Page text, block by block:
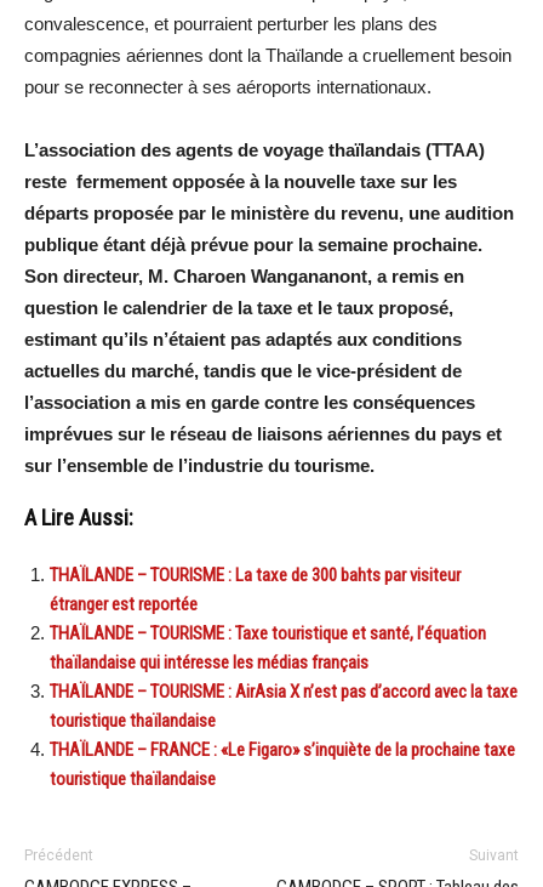
convalescence, et pourraient perturber les plans des
compagnies aériennes dont la Thaïlande a cruellement besoin
pour se reconnecter à ses aéroports internationaux.
L’association des agents de voyage thaïlandais (TTAA)
reste fermement opposée à la nouvelle taxe sur les
départs proposée par le ministère du revenu, une audition
publique étant déjà prévue pour la semaine prochaine.
Son directeur, M. Charoen Wangananont, a remis en
question le calendrier de la taxe et le taux proposé,
estimant qu’ils n’étaient pas adaptés aux conditions
actuelles du marché, tandis que le vice-président de
l’association a mis en garde contre les conséquences
imprévues sur le réseau de liaisons aériennes du pays et
sur l’ensemble de l’industrie du tourisme.
A Lire Aussi:
THAÏLANDE – TOURISME : La taxe de 300 bahts par visiteur
étranger est reportée
THAÏLANDE – TOURISME : Taxe touristique et santé, l’équation
thaïlandaise qui intéresse les médias français
THAÏLANDE – TOURISME : AirAsia X n’est pas d’accord avec la taxe
touristique thaïlandaise
THAÏLANDE – FRANCE : «Le Figaro» s’inquiète de la prochaine taxe
touristique thaïlandaise
Précédent Suivant